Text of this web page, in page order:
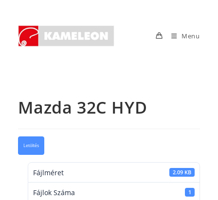
content
Menu
Mazda 32C HYD
Letöltés
Fájlméret 2.09 KB
Fájlok Száma 1